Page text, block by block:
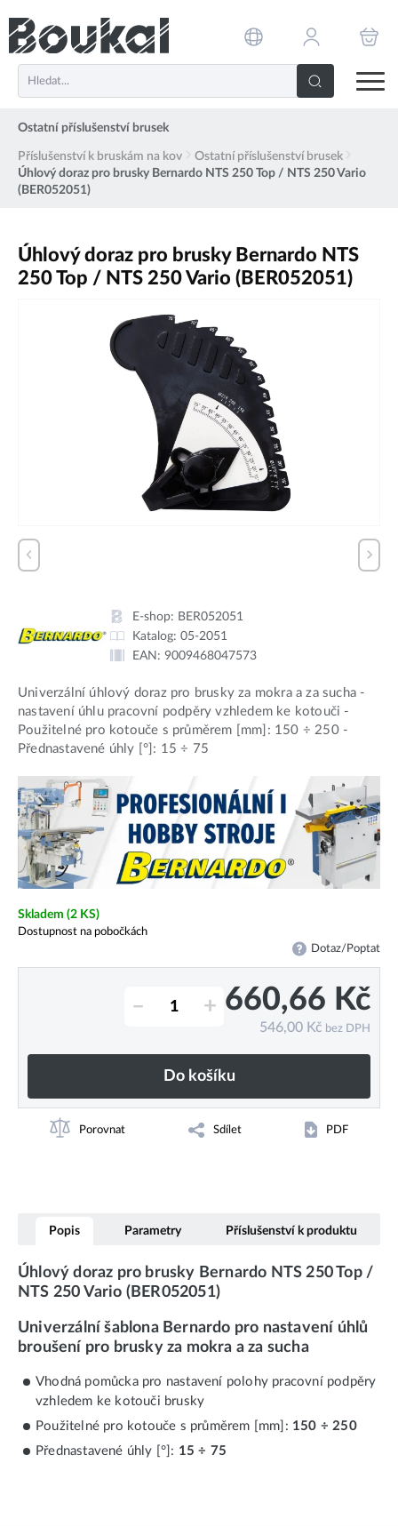
Ostatní příslušenství brusek
Příslušenství k bruskám na kov
Ostatní příslušenství brusek
Úhlový doraz pro brusky Bernardo NTS 250 Top / NTS 250 Vario
(BER052051)
Úhlový doraz pro brusky Bernardo NTS
250 Top / NTS 250 Vario (BER052051)
E-shop: BER052051
Katalog: 05-2051
EAN: 9009468047573
Univerzální úhlový doraz pro brusky za mokra a za sucha -
nastavení úhlu pracovní podpěry vzhledem ke kotouči -
Použitelné pro kotouče s průměrem [mm]: 150 ÷ 250 -
Přednastavené úhly [°]: 15 ÷ 75
Skladem (2 KS)
Dostupnost na pobočkách
Dotaz/Poptat
– + 660,66 Kč
546,00 Kč bez DPH
Do košíku
Porovnat Sdílet PDF
Popis Parametry Příslušenství k produktu
Úhlový doraz pro brusky Bernardo NTS 250 Top /
NTS 250 Vario (BER052051)
Univerzální šablona Bernardo pro nastavení úhlů
broušení pro brusky za mokra a za sucha
Vhodná pomůcka pro nastavení polohy pracovní podpěry
vzhledem ke kotouči brusky
Použitelné pro kotouče s průměrem [mm]: 150 ÷ 250
Přednastavené úhly [°]: 15 ÷ 75